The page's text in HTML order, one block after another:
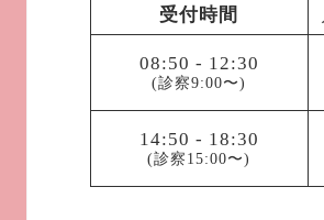
受付時間
08:50 - 12:30
(診察9:00〜)
14:50 - 18:30
(診察15:00〜)